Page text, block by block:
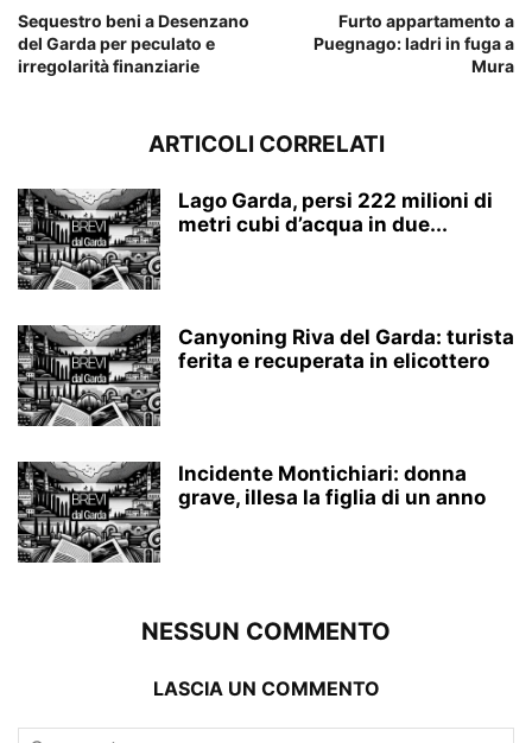
Sequestro beni a Desenzano
del Garda per peculato e
irregolarità finanziarie
Furto appartamento a
Puegnago: ladri in fuga a
Mura
ARTICOLI CORRELATI
Lago Garda, persi 222 milioni di
metri cubi d’acqua in due...
Canyoning Riva del Garda: turista
ferita e recuperata in elicottero
Incidente Montichiari: donna
grave, illesa la figlia di un anno
NESSUN COMMENTO
LASCIA UN COMMENTO